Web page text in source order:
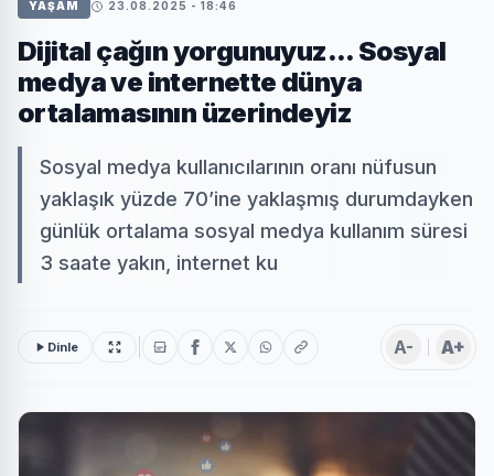
YAŞAM 23.08.2025 - 18:46
Dijital çağın yorgunuyuz... Sosyal
medya ve internette dünya
ortalamasının üzerindeyiz
Sosyal medya kullanıcılarının oranı nüfusun
yaklaşık yüzde 70’ine yaklaşmış durumdayken
günlük ortalama sosyal medya kullanım süresi
3 saate yakın, internet ku
Dinle A- A+